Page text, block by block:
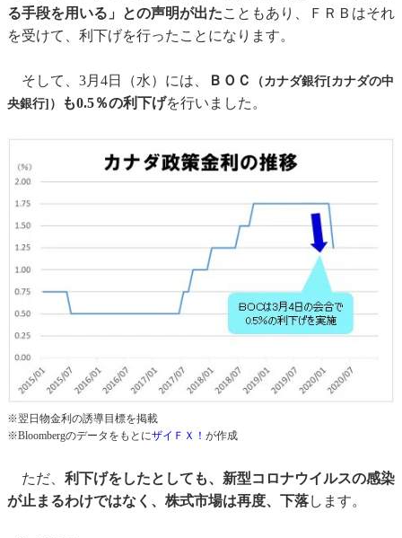
る手段を用いる」との声明が出たこともあり、ＦＲＢはそれ
を受けて、利下げを行ったことになります。
そして、3月4日（水）には、 ＢＯＣ
（カナダ銀行[カナダの中
央銀行]）
も0.5％の利下げを行いました。
※翌日物金利の誘導目標を掲載
※BloombergのデータをもとにザイＦＸ！ が作成
ただ、 利下げをしたとしても、新型コロナウイルスの感染
が止まるわけではなく、株式市場は再度、下落します。